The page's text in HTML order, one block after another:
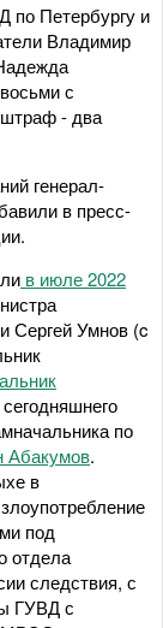
Петербургу и
Владимир
с
штраф - два
генерал-
в пресс-
в июле 2022
Сергей Умнов (c
по
Абакумов.
в
под
отдела
следствия, с
ГУВД с